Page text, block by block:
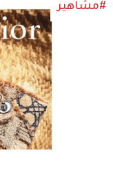
#مشاهير